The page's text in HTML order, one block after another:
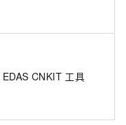
EDAS CNKIT 工具